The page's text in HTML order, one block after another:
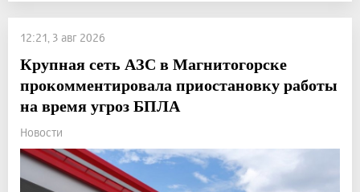
12:21, 3 авг 2026
Крупная сеть АЗС в Магнитогорске
прокомментировала приостановку работы
на время угроз БПЛА
Новости